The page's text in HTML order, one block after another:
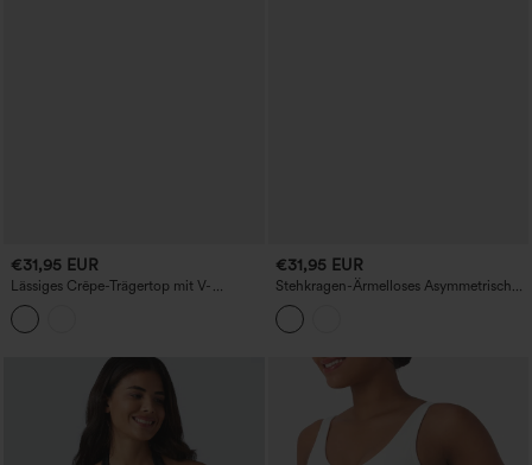
€31,95 EUR
Lässiges Crêpe-Trägertop mit V-
Ausschnitt und Reißverschluss.
€31,95 EUR
Stehkragen-Ärmelloses Asymmetrisches
Rüschen-Saum Casual Top